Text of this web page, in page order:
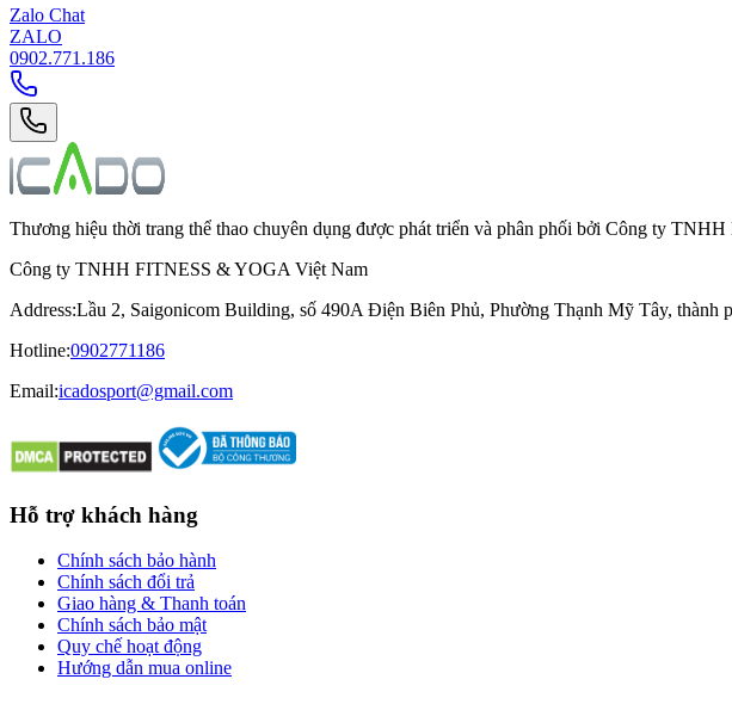
Zalo Chat
ZALO
0902.771.186
Thương hiệu thời trang thể thao chuyên dụng được phát triển và phân phối bởi Công ty TNHH
Công ty TNHH FITNESS & YOGA Việt Nam
Address:Lầu 2, Saigonicom Building, số 490A Điện Biên Phủ, Phường Thạnh Mỹ Tây, thành
Hotline:0902771186
Email:icadosport@gmail.com
Hỗ trợ khách hàng
Chính sách bảo hành
Chính sách đổi trả
Giao hàng & Thanh toán
Chính sách bảo mật
Quy chế hoạt động
Hướng dẫn mua online